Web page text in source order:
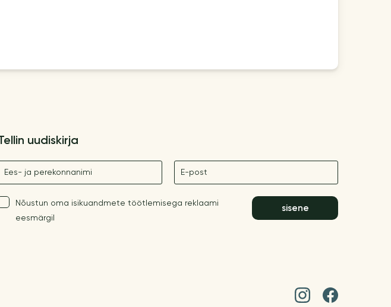
Tellin uudiskirja
Nimetus E-post
Nõustun oma isikuandmete töötlemisega reklaami
eesmärgil
sisene